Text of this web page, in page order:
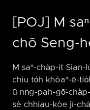
[POJ] M
chō Seng-
M saⁿ-cha̍p-it
chiu to̍h khòaⁿ-ē-
ū nn̄g-pah-gō͘-
sè chhiau-kòe jī-